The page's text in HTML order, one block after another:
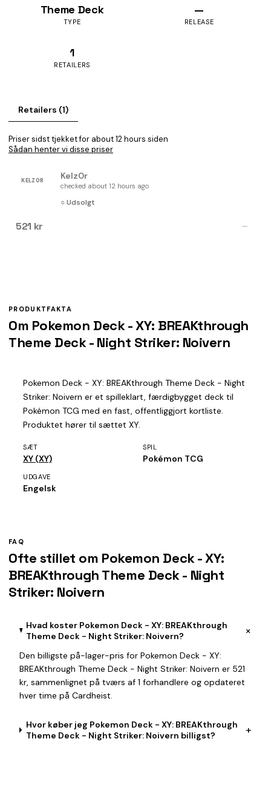
Theme Deck
TYPE
—
RELEASE
1
RETAILERS
Retailers (1)
Priser sidst tjekket for about 12 hours siden
Sådan henter vi disse priser
KELZ0R Kelz0r
checked about 12 hours ago
○ Udsolgt
521 kr —
PRODUKTFAKTA
Om Pokemon Deck - XY: BREAKthrough
Theme Deck - Night Striker: Noivern
Pokemon Deck - XY: BREAKthrough Theme Deck - Night
Striker: Noivern er et spilleklart, færdigbygget deck til
Pokémon TCG med en fast, offentliggjort kortliste.
Produktet hører til sættet XY.
SÆT
XY (XY)
SPIL
Pokémon TCG
UDGAVE
Engelsk
FAQ
Ofte stillet om Pokemon Deck - XY:
BREAKthrough Theme Deck - Night
Striker: Noivern
Hvad koster Pokemon Deck - XY: BREAKthrough
Theme Deck - Night Striker: Noivern?
+
Den billigste på-lager-pris for Pokemon Deck - XY:
BREAKthrough Theme Deck - Night Striker: Noivern er 521
kr, sammenlignet på tværs af 1 forhandlere og opdateret
hver time på Cardheist.
Hvor køber jeg Pokemon Deck - XY: BREAKthrough
Theme Deck - Night Striker: Noivern billigst?
+